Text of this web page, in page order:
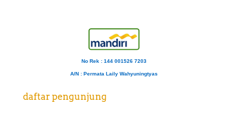
No Rek : 144 001526 7203
A/N : Permata Laily Wahyuningtyas
daftar pengunjung